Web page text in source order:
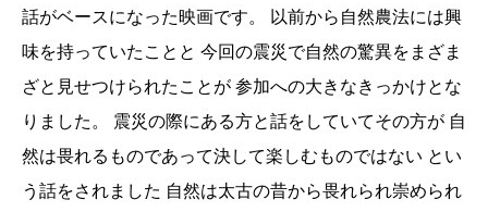
話がベースになった映画です。 以前から自然農法には興
味を持っていたことと 今回の震災で自然の驚異をまざま
ざと見せつけられたことが 参加への大きなきっかけとな
りました。 震災の際にある方と話をしていてその方が 自
然は畏れるものであって決して楽しむものではない とい
う話をされました 自然は太古の昔から畏れられ崇められ